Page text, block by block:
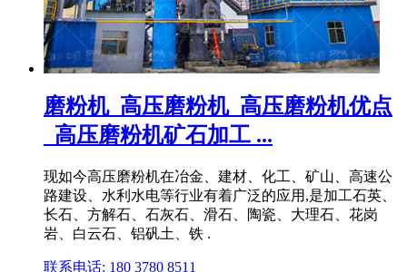
磨粉机_高压磨粉机_高压磨粉机优点
_高压磨粉机矿石加工 ...
现如今高压磨粉机在冶金、建材、化工、矿山、高速公
路建设、水利水电等行业有着广泛的应用,是加工石英、
长石、方解石、石灰石、滑石、陶瓷、大理石、花岗
岩、白云石、铝矾土、铁 .
联系电话: 180 3780 8511